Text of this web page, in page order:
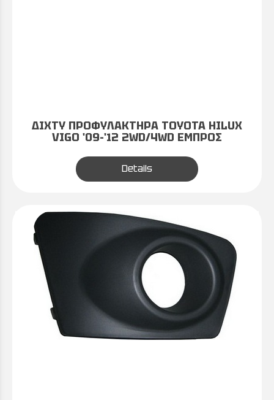
ΔΙΧΤΥ ΠΡΟΦΥΛΑΚΤΗΡΑ TOYOTA HILUX
VIGO '09-'12 2WD/4WD ΕΜΠΡΟΣ
Details